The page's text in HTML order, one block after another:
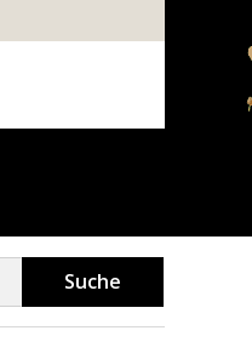
Suche